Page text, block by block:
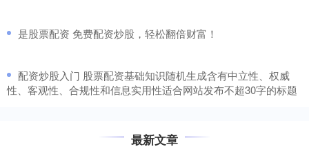
​是股票配资 免费配资炒股，轻松翻倍财富！
​配资炒股入门 股票配资基础知识随机生成含有中立性、权威
性、客观性、合规性和信息实用性适合网站发布不超30字的标题
最新文章